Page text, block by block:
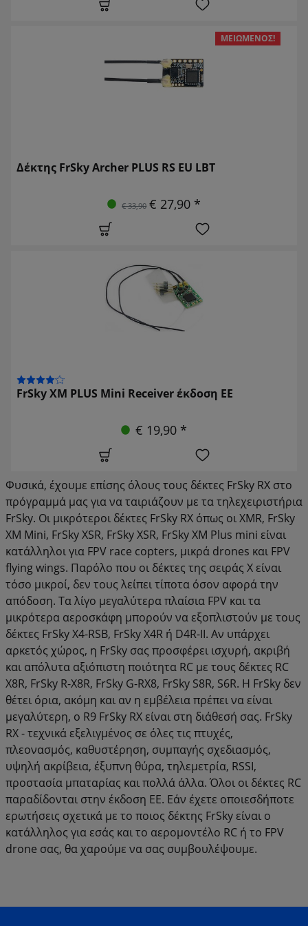
ΜΕΙΩΜΈΝΟΣ!
Δέκτης FrSky Archer PLUS RS EU LBT
€ 33,90 € 27,90 *
FrSky XM PLUS Mini Receiver έκδοση ΕΕ
€ 19,90 *
Φυσικά, έχουμε επίσης όλους τους δέκτες FrSky RX στο
πρόγραμμά μας για να ταιριάζουν με τα τηλεχειριστήρια
FrSky. Οι μικρότεροι δέκτες FrSky RX όπως οι XMR, FrSky
XM Mini, FrSky XSR, FrSky XSR, FrSky XM Plus mini είναι
κατάλληλοι για FPV race copters, μικρά drones και FPV
flying wings. Παρόλο που οι δέκτες της σειράς X είναι
τόσο μικροί, δεν τους λείπει τίποτα όσον αφορά την
απόδοση. Τα λίγο μεγαλύτερα πλαίσια FPV και τα
μικρότερα αεροσκάφη μπορούν να εξοπλιστούν με τους
δέκτες FrSky X4-RSB, FrSky X4R ή D4R-II. Αν υπάρχει
αρκετός χώρος, η FrSky σας προσφέρει ισχυρή, ακριβή
και απόλυτα αξιόπιστη ποιότητα RC με τους δέκτες RC
X8R, FrSky R-X8R, FrSky G-RX8, FrSky S8R, S6R. Η FrSky δεν
θέτει όρια, ακόμη και αν η εμβέλεια πρέπει να είναι
μεγαλύτερη, ο R9 FrSky RX είναι στη διάθεσή σας. FrSky
RX - τεχνικά εξελιγμένος σε όλες τις πτυχές,
πλεονασμός, καθυστέρηση, συμπαγής σχεδιασμός,
υψηλή ακρίβεια, έξυπνη θύρα, τηλεμετρία, RSSI,
προστασία μπαταρίας και πολλά άλλα. Όλοι οι δέκτες RC
παραδίδονται στην έκδοση ΕΕ. Εάν έχετε οποιεσδήποτε
ερωτήσεις σχετικά με το ποιος δέκτης FrSky είναι ο
κατάλληλος για εσάς και το αερομοντέλο RC ή το FPV
drone σας, θα χαρούμε να σας συμβουλέψουμε.